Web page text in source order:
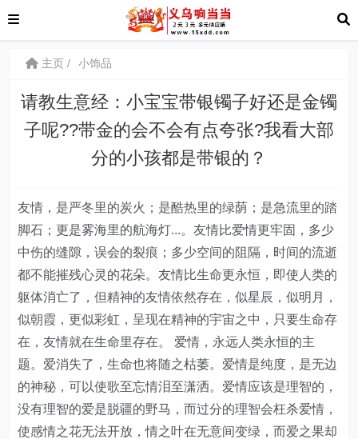
主页 小饰品
请教生意经：小宝宝带银镯子好还是金镯
子呢??带金的会不会有点夸张?我看大部
分的小孩都是带银的？
友情，是严冬里的炭火；是酷热里的绿荫；是急流里的踏
脚石；更是雾海里的航海灯...。友情比爱情更牢固，多少
中伤的缝隙，误会的裂痕；多少空间的阻隔，时间的流逝
都不能摧残心灵的花朵。友情比生命更永恒，即使人类的
躯体消亡了，但精神的友情依然存在，似星辰，似明月，
似朝霞，更似彩虹，呈现在精神的宇宙之中，只要生命存
在，友情就在生命里存在。 爱情，永远人类永恒的主
题。爱消失了，生命也将随之枯萎。爱情是纯度，是无边
的神秘，可以使歌至忘情泪至潇洒。爱情应该是理智的，
没有理智的爱是脱疆的野马，而过分的理智会枉杀爱情，
使感情之花无法开放，情之叶在无意间变绿，而爱之果却